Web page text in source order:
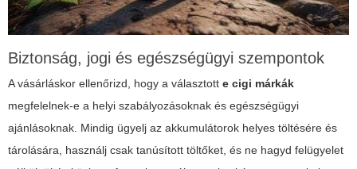
Biztonság, jogi és egészségügyi szempontok
A vásárláskor ellenőrizd, hogy a választott e cigi márkák
megfelelnek-e a helyi szabályozásoknak és egészségügyi
ajánlásoknak. Mindig ügyelj az akkumulátorok helyes töltésére és
tárolására, használj csak tanúsított töltőket, és ne hagyd felügyelet